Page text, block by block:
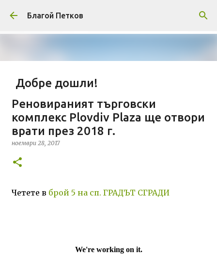
Пропускане към основното съдържание
Благой Петков
Добре дошли!
ПРЕДСТАВЯНЕ НА БЛОГА СОЦИОЛОГИЯ
СУ "СВ. КЛИМЕНТ ОХРИДСКИ"
0
Реновираният търговски
комплекс Plovdiv Plaza ще отвори
врати през 2018 г.
ноември 28, 2017
Четете в брой 5 на сп. ГРАДЪТ СГРАДИ